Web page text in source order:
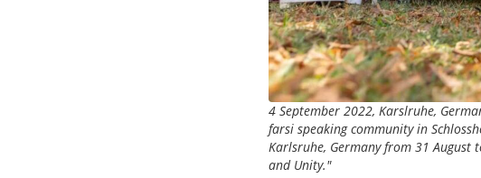
4 September 2022, Karslruhe,
farsi speaking community in
Karlsruhe, Germany from 31 August
and Unity."